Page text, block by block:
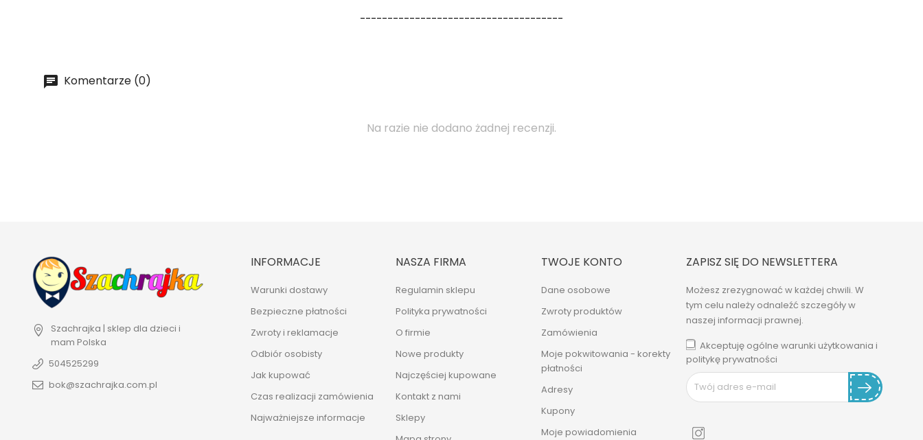
-------------------------------------
Komentarze (0)
Na razie nie dodano żadnej recenzji.
Szachrajka | sklep dla dzieci i
mam Polska
504525299
bok@szachrajka.com.pl
INFORMACJE
Warunki dostawy
Bezpieczne płatności
Zwroty i reklamacje
Odbiór osobisty
Jak kupować
Czas realizacji zamówienia
Najważniejsze informacje
NASZA FIRMA
Regulamin sklepu
Polityka prywatności
O firmie
Nowe produkty
Najczęściej kupowane
Kontakt z nami
Sklepy
TWOJE KONTO
Dane osobowe
Zwroty produktów
Zamówienia
Moje pokwitowania - korekty
płatności
Adresy
Kupony
Moje powiadomienia
ZAPISZ SIĘ DO NEWSLETTERA
Możesz zrezygnować w każdej chwili. W
tym celu należy odnaleźć szczegóły w
naszej informacji prawnej.
Akceptuję ogólne warunki użytkowania i
politykę prywatności